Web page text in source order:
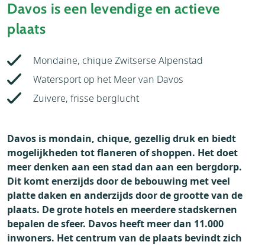
Davos is een levendige en actieve
plaats
Mondaine, chique Zwitserse Alpenstad
Watersport op het Meer van Davos
Zuivere, frisse berglucht
Davos is mondain, chique, gezellig druk en biedt
mogelijkheden tot flaneren of shoppen. Het doet
meer denken aan een stad dan aan een bergdorp.
Dit komt enerzijds door de bebouwing met veel
platte daken en anderzijds door de grootte van de
plaats. De grote hotels en meerdere stadskernen
bepalen de sfeer. Davos heeft meer dan 11.000
inwoners. Het centrum van de plaats bevindt zich